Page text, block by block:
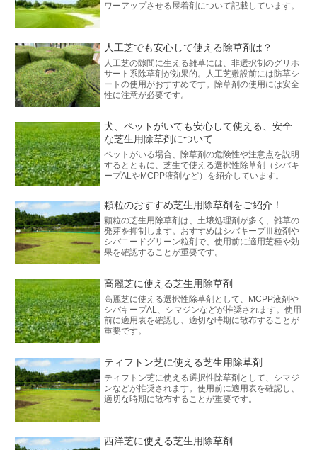
ワーアップさせる展着剤について記載しています。
人工芝でも安心して使える除草剤は？
人工芝の隙間に生える雑草には、非選択制のグリホ
サート系除草剤が効果的。人工芝敷設前には防草シ
ートの使用がおすすめです。除草剤の使用には安全
性に注意が必要です。
犬、ペットがいても安心して使える、安全
な芝生用除草剤について
ペットがいる場合、除草剤の危険性や注意点を説明
するとともに、芝生で使える選択性除草剤（シバキ
ープALやMCPP液剤など）を紹介しています。
顆粒のおすすめ芝生用除草剤をご紹介！
顆粒の芝生用除草剤は、土壌処理剤が多く、雑草の
発芽を抑制します。おすすめはシバキープⅢ粒剤や
シバニードグリーン粒剤で、使用前に適用芝種や効
果を確認することが重要です。
高麗芝に使える芝生用除草剤
高麗芝に使える選択性除草剤として、MCPP液剤や
シバキープAL、シマジンなどが推奨されます。使用
前に適用表を確認し、適切な時期に散布することが
重要です。
ティフトン芝に使える芝生用除草剤
ティフトン芝に使える選択性除草剤として、シマジ
ンなどが推奨されます。使用前に適用表を確認し、
適切な時期に散布することが重要です。
西洋芝に使える芝生用除草剤